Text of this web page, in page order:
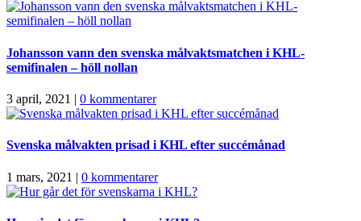
Johansson vann den svenska målvaktsmatchen i KHL-
semifinalen – höll nollan
3 april, 2021 | 0 kommentarer
Svenska målvakten prisad i KHL efter succémånad
1 mars, 2021 | 0 kommentarer